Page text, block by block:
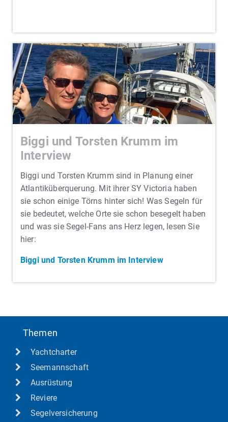
Biggi und Torsten Krumm im
Interview
Biggi und Torsten Krumm sind in Planung einer
Atlantiküberquerung. Mit ihrer SY Victoria haben
sie schon einige Törns hinter sich! Was Segeln für
sie bedeutet, welche Orte sie schon besegelt haben
und was sie Segel-Fans ans Herz legen, lesen Sie
hier:
Biggi und Torsten Krumm im Interview
Themen
Yachtcharter
Seemannschaft
Ausrüstung
Reviere
Segelversicherung